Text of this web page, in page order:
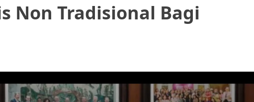
Non Tradisional Bagi